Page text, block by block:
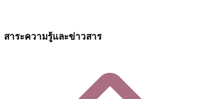
สาระความรู้และข่าวสาร